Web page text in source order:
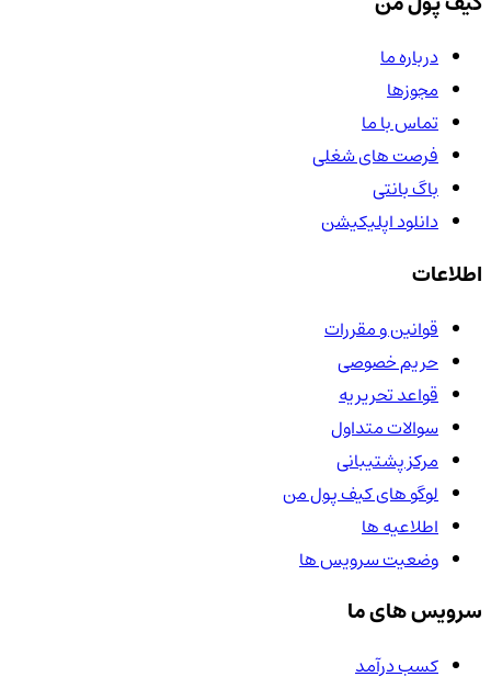
درباره ما
مجوزها
تماس با ما
فرصت های شغلی
باگ بانتی
دانلود اپلیکیشن
اطلاعات
قوانین و مقررات
حریم خصوصی
قواعد تحریریه
سوالات متداول
مرکز پشتیبانی
لوگو های کیف پول من
اطلاعیه ها
وضعیت سرویس ها
سرویس های ما
کسب درآمد